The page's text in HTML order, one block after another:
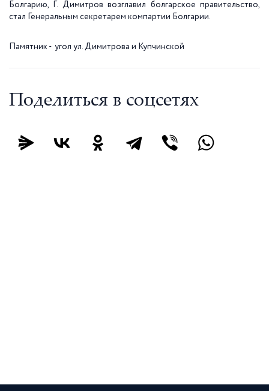
Болгарию, Г. Димитров возглавил болгарское правительство,
стал Генеральным секретарем компартии Болгарии.
Памятник - угол ул. Димитрова и Купчинской
Поделиться в соцсетях